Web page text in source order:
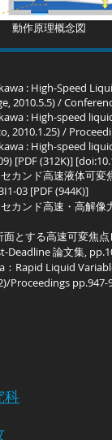
動作原理概念図
: High-Speed
2010.5.5) /
: High-speed
2010.1.25) /
: High-speed
[PDF (312K)]
カンド高速液体可
03 [PDF (944K)]
カンド高速・高解
とする高速可変焦
Deadline 論文集,
Rapid Liquid
Proceedings pp.947-
科